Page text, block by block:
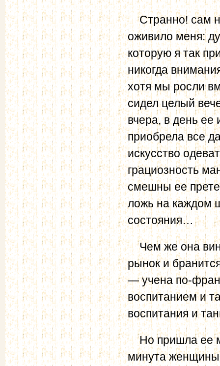
Странно! сам
оживило меня:
которую я так
никогда
хотя мы росли
сидел целый
вчера, в день ее
приобрела все
искусство
грациозность
смешны ее
ложь на каждом
состояния…
Чем же она
рынок и
— учена по-
воспитанием и
воспитания и
Но пришла ее
минута женщины,